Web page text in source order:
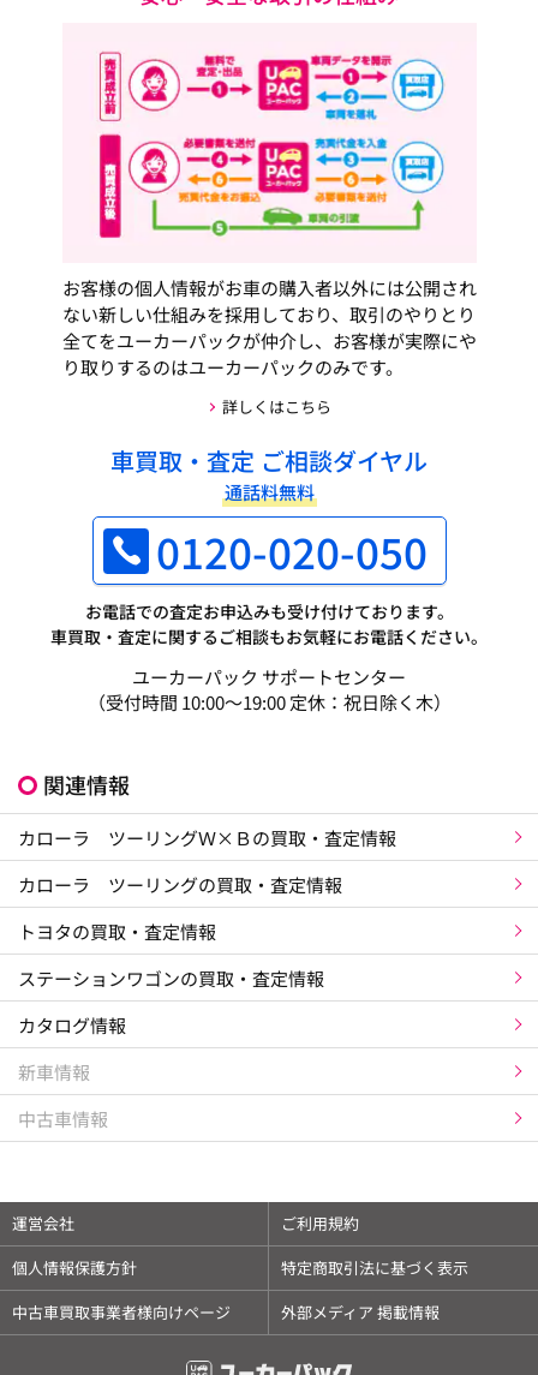
お客様の個人情報がお車の購入者以外には公開され
ない新しい仕組みを採用しており、取引のやりとり
全てをユーカーパックが仲介し、お客様が実際にや
り取りするのはユーカーパックのみです。
詳しくはこちら
車買取・査定 ご相談ダイヤル
通話料無料
0120-020-050
お電話での査定お申込みも受け付けております。
車買取・査定に関するご相談もお気軽にお電話ください。
ユーカーパック サポートセンター
（受付時間 10:00～19:00 定休：祝日除く木）
関連情報
カローラ ツーリングＷ×Ｂの買取・査定情報
カローラ ツーリングの買取・査定情報
トヨタの買取・査定情報
ステーションワゴンの買取・査定情報
カタログ情報
新車情報
中古車情報
運営会社
ご利用規約
個人情報保護方針
特定商取引法に基づく表示
中古車買取事業者様向けページ
外部メディア 掲載情報